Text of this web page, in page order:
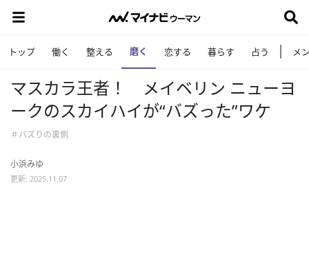
トップ 働く 整える 磨く 恋する 暮らす 占う メ
マスカラ王者！ メイベリン ニューヨ
ークのスカイハイが“バズった”ワケ
＃バズりの裏側
小浜みゆ
更新: 2025.11.07